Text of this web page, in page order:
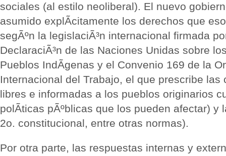
sociales (al estilo neoliberal). El nuevo
asumido explÃ­citamente los derechos que
segÃºn la legislaciÃ³n internacional firmada
DeclaraciÃ³n de las Naciones Unidas sobre
Pueblos IndÃ­genas y el Convenio 169 de la
Internacional del Trabajo, el que prescribe las
libres e informadas a los pueblos originarios
polÃ­ticas pÃºblicas que los pueden afectar) y
2o. constitucional, entre otras normas).
Por otra parte, las respuestas internas y